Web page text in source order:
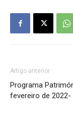
Artigo anterior
Programa
fevereiro de 2022-